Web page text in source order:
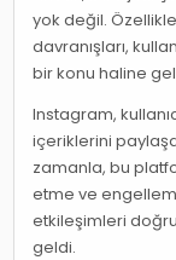
yok değil.
davranışları,
bir konu haline
Instagram,
içeriklerini
zamanla, bu
etme ve
etkileşimleri
geldi.